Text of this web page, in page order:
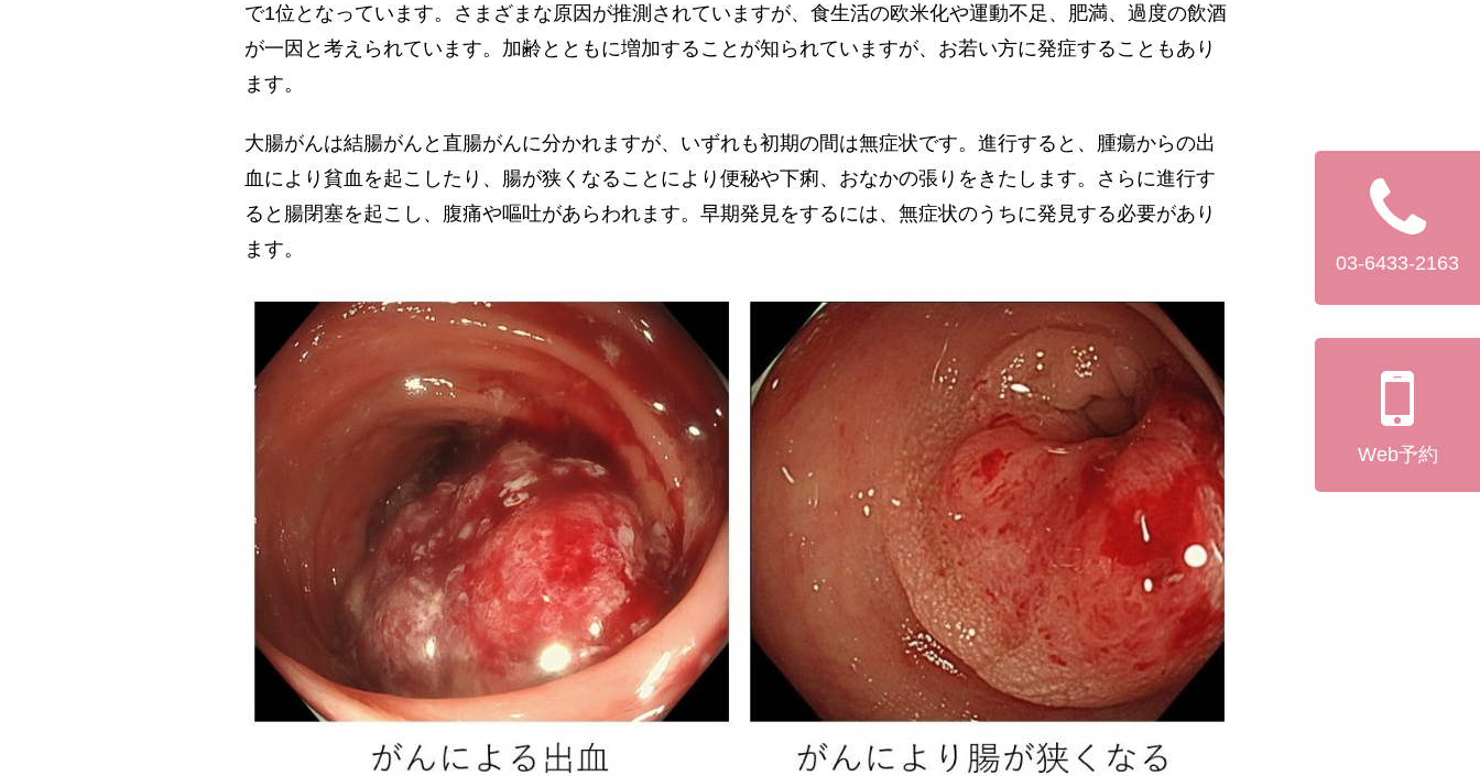
03-6433-2163
Web予約
で1位となっています。さまざまな原因が推測されていますが、食生活の欧米化や運動不足、肥満、過度の飲酒
が一因と考えられています。加齢とともに増加することが知られていますが、お若い方に発症することもあり
ます。
大腸がんは結腸がんと直腸がんに分かれますが、いずれも初期の間は無症状です。進行すると、腫瘍からの出
血により貧血を起こしたり、腸が狭くなることにより便秘や下痢、おなかの張りをきたします。さらに進行す
ると腸閉塞を起こし、腹痛や嘔吐があらわれます。早期発見をするには、無症状のうちに発見する必要があり
ます。